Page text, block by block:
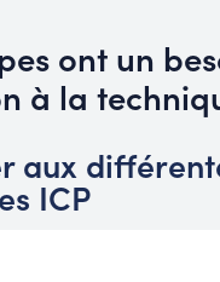
ont un
à la
aux
ICP